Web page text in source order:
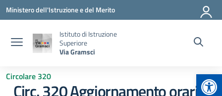
Vai ai contenuti
Vai al menu di navigazione
Vai al footer
Ministero dell'Istruzione e del Merito
Istituto di Istruzione
Superiore
Via Gramsci
Circolare 320
Circ. 320 Aggiornamento orario